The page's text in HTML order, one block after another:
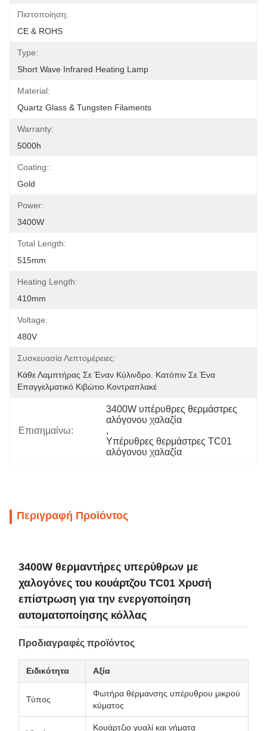
Πιστοποίηση:
CE & ROHS
Type:
Short Wave Infrared Heating Lamp
Material:
Quartz Glass & Tungsten Filaments
Warranty:
5000h
Coating::
Gold
Power:
3400W
Total Length:
515mm
Heating Length:
410mm
Voltage:
480V
Συσκευασία Λεπτομέρειες:
Κάθε Λαμπτήρας Σε Έναν Κύλινδρο. Κατόπιν Σε Ένα
Επαγγελματικό Κιβώτιο Κοντραπλακέ
Επισημαίνω:
3400W υπέρυθρες θερμάστρες
αλόγονου χαλαζία
,
Υπέρυθρες θερμάστρες TC01
αλόγονου χαλαζία
Περιγραφή Προϊόντος
3400W θερμαντήρες υπερύθρων με
χαλογόνες του κουάρτζου TC01 Χρυσή
επίστρωση για την ενεργοποίηση
αυτοματοποίησης κόλλας
Προδιαγραφές προϊόντος
Ειδικότητα Αξία
Τύπος
Φωτήρα θέρμανσης υπέρυθρου μικρού
κύματος
Κουάρτζιο γυαλί και νήματα